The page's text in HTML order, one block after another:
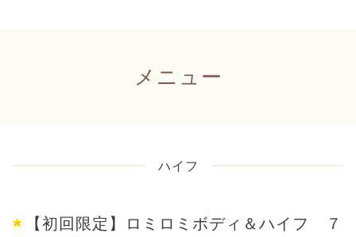
メニュー
ハイフ
【初回限定】ロミロミボディ＆ハイフ ７